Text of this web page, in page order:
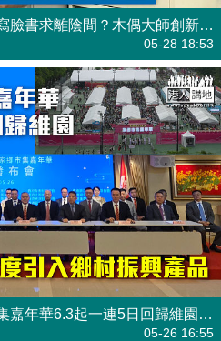
【短片】【香港非遺】鍾馗寫臉書求離陰間？木偶大師創新手法傳承非遺
05-28 18:53
【家鄉文化】第四屆家鄉市集嘉年華6.3起一連5日回歸維園 設逾370攤位首度引入鄉村振興產品
05-26 16:55